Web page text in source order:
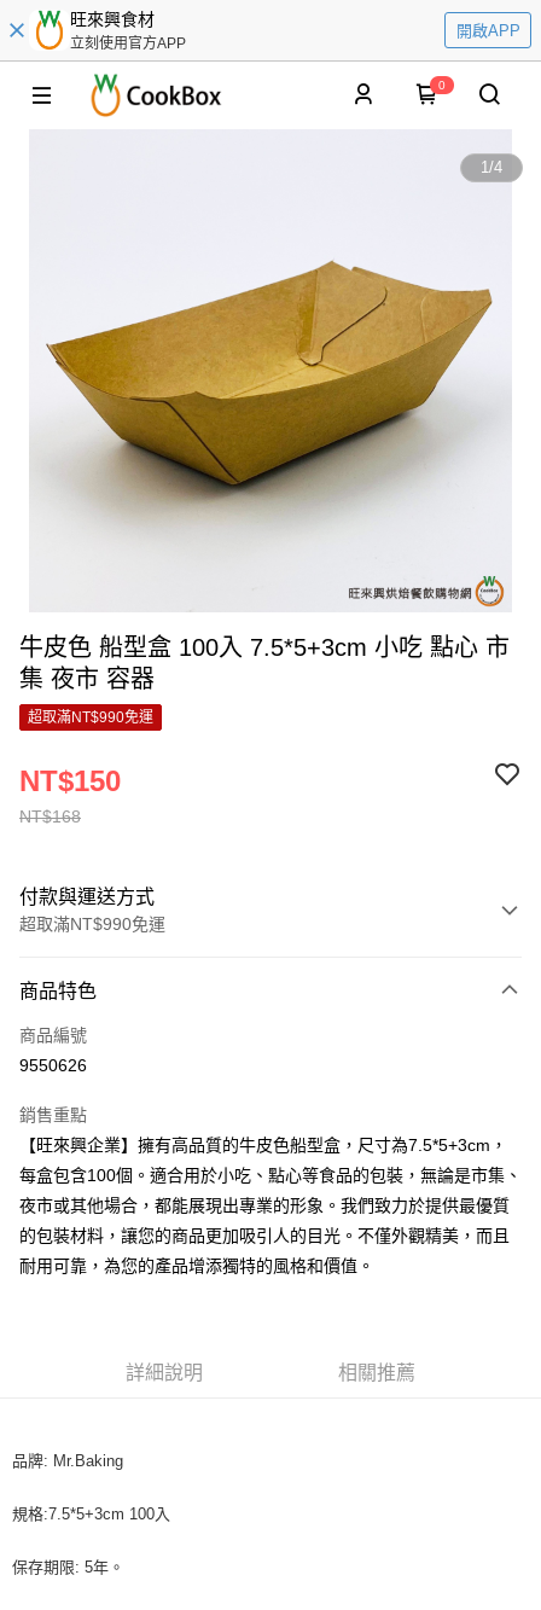
旺來興食材
立刻使用官方APP
開啟APP
0
1/4
牛皮色 船型盒 100入 7.5*5+3cm 小吃 點心 市
集 夜市 容器
超取滿NT$990免運
NT$168
NT$150
付款與運送方式
超取滿NT$990免運
信用卡一次付款
超商取貨付款
Apple Pay
街口支付
悠遊付
全盈+PAY
【關於「AFTEE先享後付」】
２．便利：只要手機號碼，簡訊認證，即可結帳。
【「AFTEE先享後付」結帳流程】
結帳頁面，進行簡訊認證並確認金額後，即可完成結帳。
運送方式
kg
商品特色
商品編號
9550626
銷售重點
【旺來興企業】擁有高品質的牛皮色船型盒，尺寸為7.5*5+3cm，
每盒包含100個。適合用於小吃、點心等食品的包裝，無論是市集、
夜市或其他場合，都能展現出專業的形象。我們致力於提供最優質
的包裝材料，讓您的商品更加吸引人的目光。不僅外觀精美，而且
耐用可靠，為您的產品增添獨特的風格和價值。
詳細說明 相關推薦
品牌: Mr.Baking
規格:7.5*5+3cm 100入
保存期限: 5年。